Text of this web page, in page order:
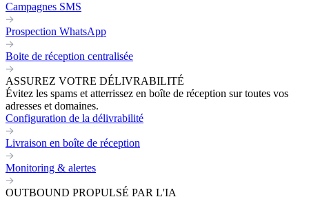
Campagnes SMS
Prospection WhatsApp
Boite de réception centralisée
ASSUREZ VOTRE DÉLIVRABILITÉ
Évitez les spams et atterrissez en boîte de réception sur toutes vos
adresses et domaines.
Configuration de la délivrabilité
Livraison en boîte de réception
Monitoring & alertes
OUTBOUND PROPULSÉ PAR L'IA